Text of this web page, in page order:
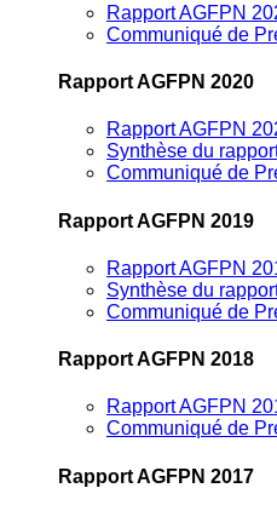
Rapport AGFPN
Communiqué de
Rapport AGFPN 2020
Rapport AGFPN
Synthèse du
Communiqué de
Rapport AGFPN 2019
Rapport AGFPN
Synthèse du
Communiqué de
Rapport AGFPN 2018
Rapport AGFPN
Communiqué de
Rapport AGFPN 2017